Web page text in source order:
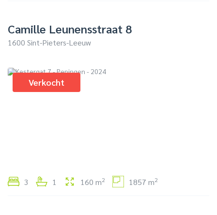
Camille Leunensstraat 8
1600 Sint-Pieters-Leeuw
Verkocht
3 1 160 m2 1857 m2